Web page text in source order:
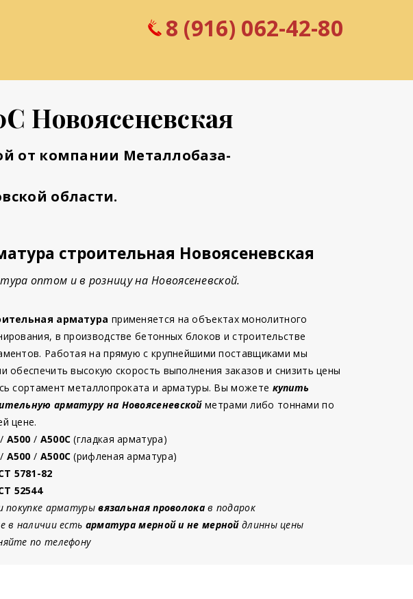
8 (916) 062-42-80
Новоясеневская
от компании Металлобаза-
области.
строительная Новоясеневская
оптом и в розницу на Новоясеневской.
арматура применяется на объектах монолитного
в производстве бетонных блоков и строительстве
Работая на прямую с крупнейшими поставщиками мы
обеспечить высокую скорость выполнения заказов и снизить цены
сортамент металлопроката и арматуры. Вы можете купить
арматуру на Новоясеневскойметрами либо тоннами по
цене.
/ А500 / А500С (гладкая арматура)
/ А500 / А500С (рифленая арматура)
5781-82
52544
покупке арматурывязальная проволокав подарок
в наличии есть арматура мерной и не мернойдлинны цены
по телефону